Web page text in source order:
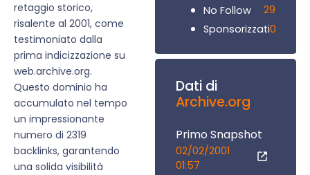
retaggio storico,
risalente al 2001, come
testimoniato dalla
prima indicizzazione su
web.archive.org.
Questo dominio ha
accumulato nel tempo
un impressionante
numero di 2319
backlinks, garantendo
una solida visibilità
No Follow
29
Sponsorizzati0
Dati di
Archive.org
Primo Snapshot
02/02/2001
01:57